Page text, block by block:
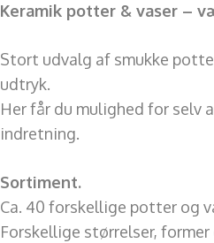
Keramik potter & vaser –
Stort udvalg af smukke
udtryk.
Her får du mulighed for selv
indretning.
Sortiment.
Ca. 40 forskellige potter og
Forskellige størrelser,